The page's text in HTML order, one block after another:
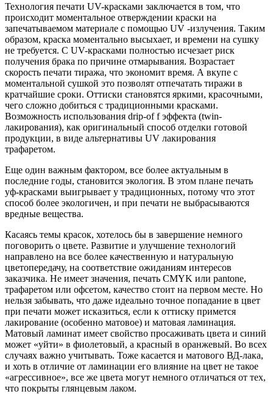
Технология печати UV-красками заключается в том, что
происходит моментальное отверждении краски на
запечатываемом материале с помощью UV -излучения. Таким
образом, краска моментально высыхает, и времени на сушку
не требуется. С UV-красками полностью исчезает риск
получения брака по причине отмарывания. Возрастает
скорость печати тиража, что экономит время. А вкупе с
моментальной сушкой это позволят отпечатать тиражи в
кратчайшие сроки. Оттиски становятся яркими, красочными,
чего сложно добиться с традиционными красками.
Возможность использования drip-of f эффекта (twin-
лакирования), как оригинальный способ отделки готовой
продукции, в виде альтернативы UV лакирования
трафаретом.
Еще один важным фактором, все более актуальным в
последние годы, становится экология. В этом плане печать
уф-красками выигрывает у традиционных, потому что этот
способ более экологичен, и при печати не выбрасываются
вредные вещества.
Касаясь темы красок, хотелось бы в завершение немного
поговорить о цвете. Развитие и улучшение технологий
направлено на все более качественную и натуральную
цветопередачу, на соответствие ожиданиям интересов
заказчика. Не имеет значения, печать CMYK или pantone,
трафаретом или офсетом, качество стоит на первом месте. Но
нельзя забывать, что даже идеально точное попадание в цвет
при печати может исказиться, если к оттиску примется
лакирование (особенно матовое) и матовая ламинация.
Матовый ламинат имеет свойство просаживать цвета и синий
может «уйти» в фиолетовый, а красный в оранжевый. Во всех
случаях важно учитывать. Тоже касается и матового ВД-лака,
и хоть в отличие от ламинации его влияние на цвет не такое
«агрессивное», все же цвета могут немного отличаться от тех,
что покрыты глянцевым лаком.